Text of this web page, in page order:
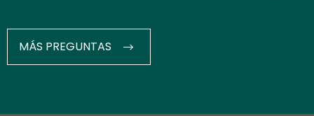
MÁS PREGUNTAS